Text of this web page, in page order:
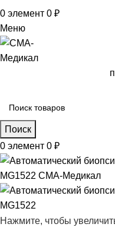
0 элемент 0 ₽
Меню
Поиск
0 элемент 0 ₽
Нажмите, чтобы